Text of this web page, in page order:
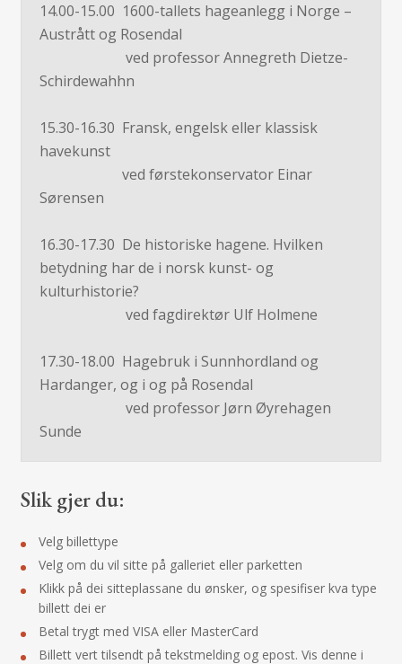
14.00-15.00 1600-tallets hageanlegg i Norge –
Austrått og Rosendal
ved professor Annegreth Dietze-
Schirdewahhn
15.30-16.30 Fransk, engelsk eller klassisk
havekunst
ved førstekonservator Einar
Sørensen
16.30-17.30 De historiske hagene. Hvilken
betydning har de i norsk kunst- og
kulturhistorie?
ved fagdirektør Ulf Holmene
17.30-18.00 Hagebruk i Sunnhordland og
Hardanger, og i og på Rosendal
ved professor Jørn Øyrehagen
Sunde
Slik gjer du:
Velg billettype
Velg om du vil sitte på galleriet eller parketten
Klikk på dei sitteplassane du ønsker, og spesifiser kva type
billett dei er
Betal trygt med VISA eller MasterCard
Billett vert tilsendt på tekstmelding og epost. Vis denne i